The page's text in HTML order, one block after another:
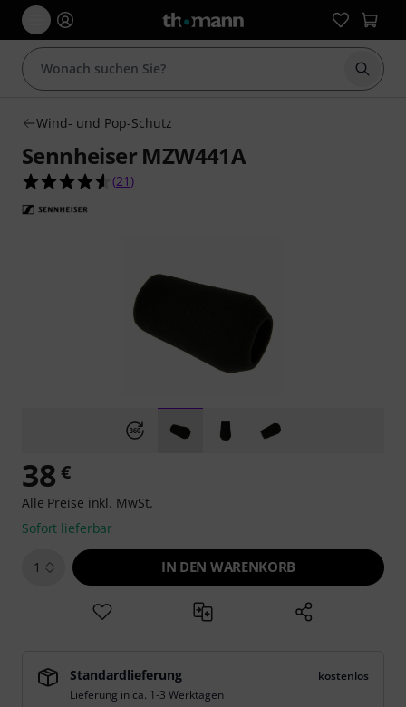
Suche
Wind- und Pop-Schutz
Sennheiser MZW441A
4.6 von 5 Sternen aus 21 Kundenbewertungen
(21 )
38 €
Alle Preise inkl. MwSt.
Sofort lieferbar
1 IN DEN WARENKORB
Standardlieferung
kostenlos
Lieferung in ca. 1-3 Werktagen